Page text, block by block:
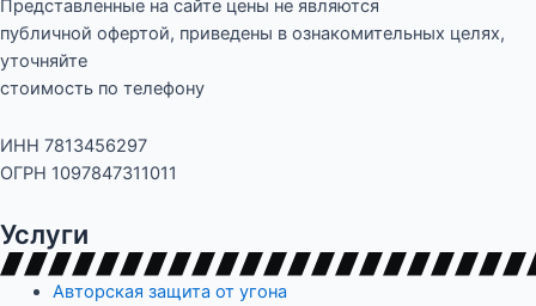
Представленные на сайте цены не являются
публичной офертой, приведены в ознакомительных целях,
уточняйте
стоимость по телефону
ИНН 7813456297
ОГРН 1097847311011
Услуги
Авторская защита от угона